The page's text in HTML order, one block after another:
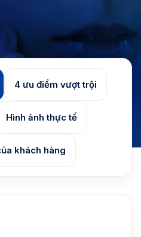
4 ưu điểm vượt trội
Hình ảnh thực tế
khách hàng